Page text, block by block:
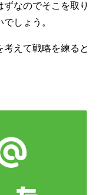
なのでそこを取り
しょう。
えて戦略を練ると